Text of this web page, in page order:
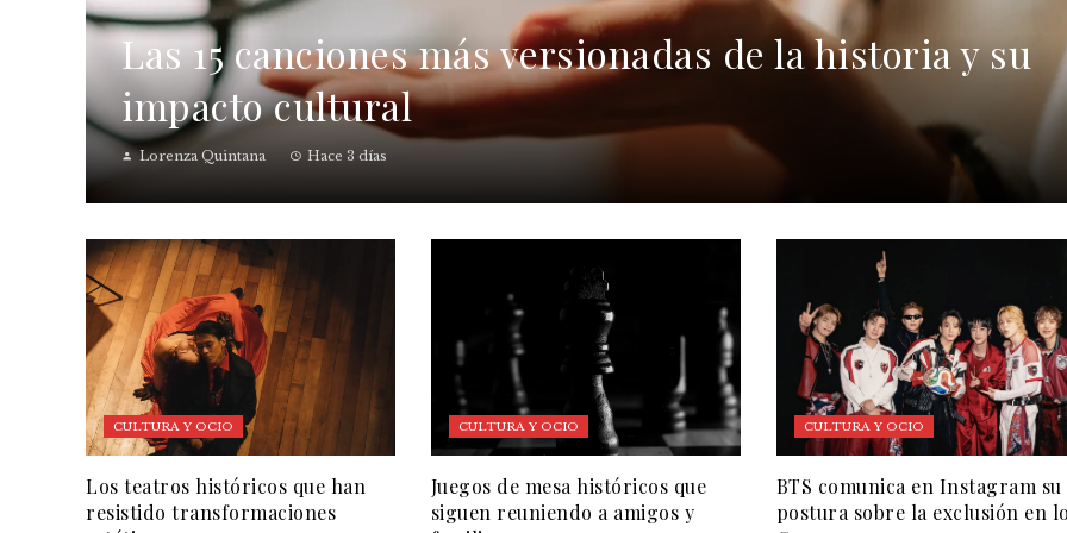
Las 15 canciones más versionadas de la historia y su
impacto cultural
Lorenza Quintana Hace 3 días
CULTURA Y OCIO
Los teatros históricos que han
resistido transformaciones
CULTURA Y OCIO
Juegos de mesa históricos que
siguen reuniendo a amigos y
CULTURA Y OCIO
BTS comunica en Instagram su
postura sobre la exclusión en